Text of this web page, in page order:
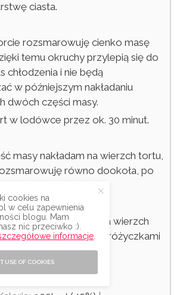
ciasta.
rozsmarowuję cienko masę
temu okruchy przylepią się do
chłodzenia i nie będą
w późniejszym nakładaniu
dwóch części masy.
w lodówce przez ok. 30 minut.
masy nakładam na wierzch tortu,
równo dookoła, po
płatkami migdałów, a wierzch
cukierniczymi i różyczkami
cookies na
w celu zapewnienia
blogu. Mam
nic przeciwko :).
informacje
USE OF COOKIES